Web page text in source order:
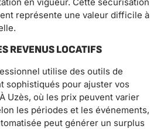
en vigueur. Cette sécurisation
représente une valeur difficile à
REVENUS LOCATIFS
utilise des outils de
sophistiqués pour ajuster vos
Uzès, où les prix peuvent varier
les périodes et les événements,
peut générer un surplus